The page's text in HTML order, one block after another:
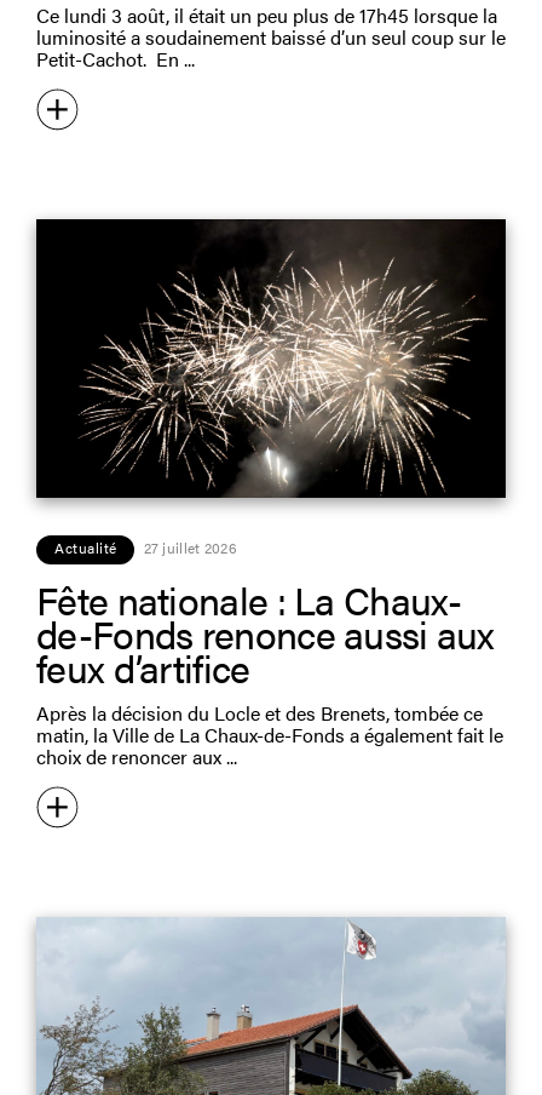
Ce lundi 3 août, il était un peu plus de 17h45 lorsque la
luminosité a soudainement baissé d’un seul coup sur le
Petit-Cachot. En
Actualité 27 juillet 2026
Fête nationale : La Chaux-
de-Fonds renonce aussi aux
feux d’artifice
Après la décision du Locle et des Brenets, tombée ce
matin, la Ville de La Chaux-de-Fonds a également fait le
choix de renoncer aux